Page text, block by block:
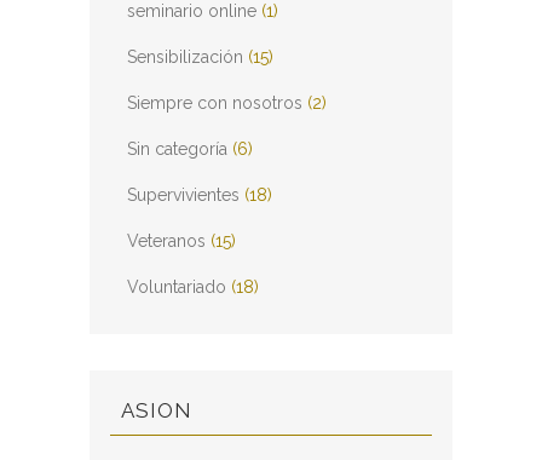
seminario online (1)
Sensibilización (15)
Siempre con nosotros (2)
Sin categoría (6)
Supervivientes (18)
Veteranos (15)
Voluntariado (18)
ASION